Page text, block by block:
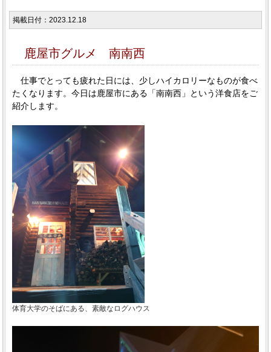
掲載日付：2023.12.18
鹿屋市グルメ 南南西
仕事でとっても疲れた日には、少しハイカロリーなものが食べ
たくなります。今日は鹿屋市にある「南南西」という洋食店をご
紹介します。
体育大学のそばにある、素敵なログハウス